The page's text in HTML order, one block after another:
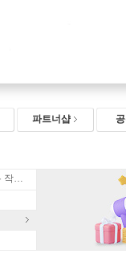
파트너샵
뮤지컬 〈휴남동 서점〉X 황보름 작가 북토크